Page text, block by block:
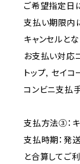
ご希望指定日
支払い期限内
キャンセルとな
お支払い対応
トップ, セイコ
コンビニ支払
支払方法③：
支払時期：発
と合算してご